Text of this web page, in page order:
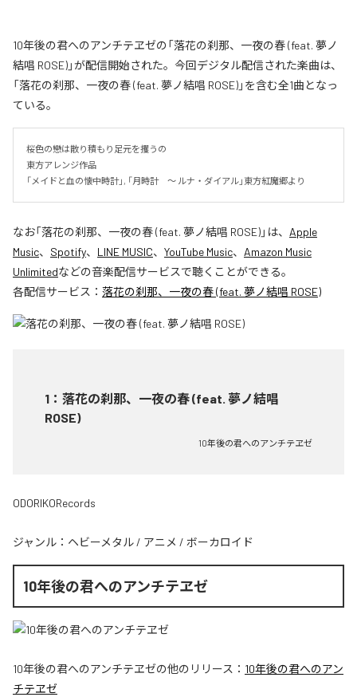
10年後の君へのアンチテヱゼの「落花の刹那、一夜の春 (feat. 夢ノ
結唱 ROSE)」が配信開始された。今回デジタル配信された楽曲は、
「落花の刹那、一夜の春 (feat. 夢ノ結唱 ROSE)」を含む全1曲となっ
ている。
桜色の戀は散り積もり足元を攫うの
東方アレンジ作品
「メイドと血の懐中時計」, 「月時計　～ ルナ・ダイアル」東方紅魔郷より
なお「落花の刹那、一夜の春 (feat. 夢ノ結唱 ROSE)」は、 Apple
Music、 Spotify、 LINE MUSIC、 YouTube Music、 Amazon Music
Unlimitedなどの音楽配信サービスで聴くことができる。
各配信サービス： 落花の刹那、一夜の春 (feat. 夢ノ結唱 ROSE)
1 ： 落花の刹那、一夜の春 (feat. 夢ノ結唱
ROSE)
10年後の君へのアンチテヱゼ
ODORIKORecords
ジャンル： ヘビーメタル / アニメ / ボーカロイド
10年後の君へのアンチテヱゼ
10年後の君へのアンチテヱゼの他のリリース： 10年後の君へのアン
チテヱゼ